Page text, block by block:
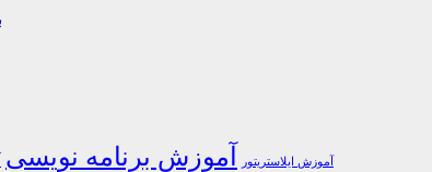
آموزش ایلاستریتور آموزش برنامه نویسی